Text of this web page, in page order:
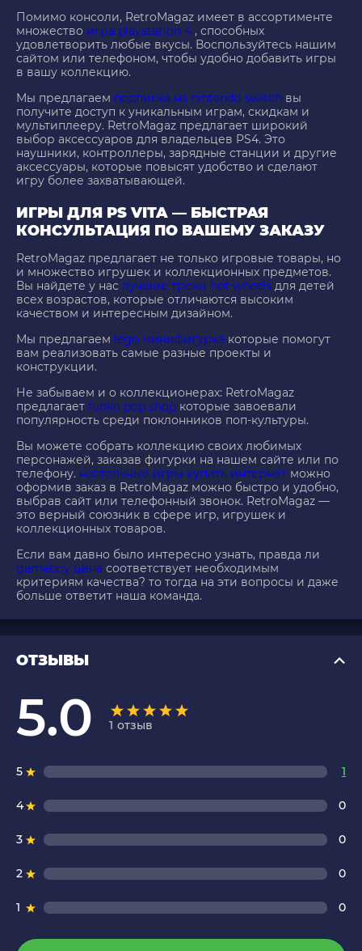
Помимо консоли, RetroMagaz имеет в ассортименте
множество игра playstation 4 , способных
удовлетворить любые вкусы. Воспользуйтесь нашим
сайтом или телефоном, чтобы удобно добавить игры
в вашу коллекцию.
Мы предлагаем подписка на nintendo switch вы
получите доступ к уникальным играм, скидкам и
мультиплееру. RetroMagaz предлагает широкий
выбор аксессуаров для владельцев PS4. Это
наушники, контроллеры, зарядные станции и другие
аксессуары, которые повысят удобство и сделают
игру более захватывающей.
ИГРЫ ДЛЯ PS VITA — БЫСТРАЯ
КОНСУЛЬТАЦИЯ ПО ВАШЕМУ ЗАКАЗУ
RetroMagaz предлагает не только игровые товары, но
и множество игрушек и коллекционных предметов.
Вы найдете у нас лучшие треки hot wheels для детей
всех возрастов, которые отличаются высоким
качеством и интересным дизайном.
Мы предлагаем lego минифигурка которые помогут
вам реализовать самые разные проекты и
конструкции.
Не забываем и о коллекционерах: RetroMagaz
предлагает funko pop shop которые завоевали
популярность среди поклонников поп-культуры.
Вы можете собрать коллекцию своих любимых
персонажей, заказав фигурки на нашем сайте или по
телефону. настольные игры купить интернет можно
оформив заказ в RetroMagaz можно быстро и удобно,
выбрав сайт или телефонный звонок. RetroMagaz —
это верный союзник в сфере игр, игрушек и
коллекционных товаров.
Если вам давно было интересно узнать, правда ли
gameboy цена соответствует необходимым
критериям качества? то тогда на эти вопросы и даже
больше ответит наша команда.
ОТЗЫВЫ
5.0 1 отзыв
5 1
4 0
3 0
2 0
1 0